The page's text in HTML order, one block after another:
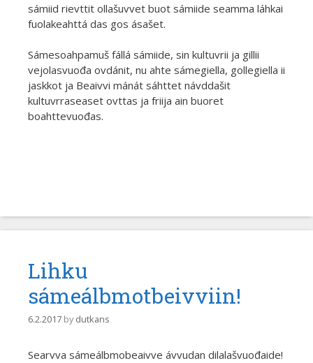
sámiid rievttit ollašuvvet buot sámiide seamma láhkai
fuolakeahttá das gos ásašet.
Sámesoahpamuš fállá sámiide, sin kultuvrii ja gillii
vejolasvuođa ovdánit, nu ahte sámegiella, gollegiella ii
jaskkot ja Beaivvi mánát sáhttet návddašit
kultuvrraseaset ovttas ja friija ain buoret
boahttevuođas.
Lihku
sámeálbmotbeivviin!
6.2.2017 bydutkans
Searvva sámeálbmobeaivve ávvudan dilalašvuođaide!